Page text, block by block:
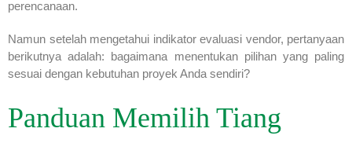
perencanaan.
Namun setelah mengetahui indikator evaluasi vendor, pertanyaan
berikutnya adalah: bagaimana menentukan pilihan yang paling
sesuai dengan kebutuhan proyek Anda sendiri?
Panduan Memilih Tiang